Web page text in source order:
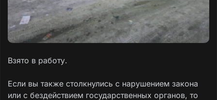
Взято в работу.
Если вы также столкнулись с нарушением закона
или с бездействием государственных органов, то